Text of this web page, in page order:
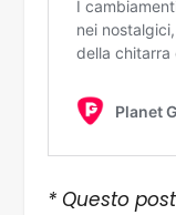
* Questo